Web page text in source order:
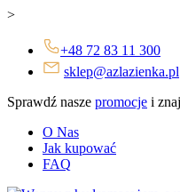
>
+48 72 83 11 300
sklep@azlazienka.pl
Sprawdź nasze promocje i
O Nas
Jak kupować
FAQ